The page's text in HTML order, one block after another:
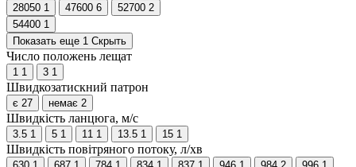
28050 1 47600 6 52700 2
54400 1
Показать еще 1 Скрыть
Число положень лещат
1 1 3 1
Швидкозатискний патрон
є 27 немає 2
Швидкість ланцюга, м/с
3.5 1 5 1 11 1 13.5 1 15 1
Швидкість повітряного потоку, л/хв